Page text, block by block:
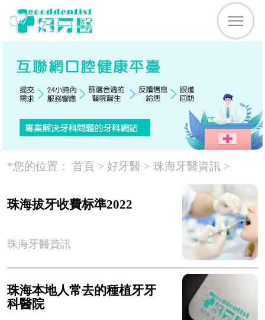
*您的位置： 首頁 > 好牙醫 > 珠海牙醫資訊 >
珠海拔牙收費标準2022
珠海牙醫資訊
珠海本地人常去的種植牙牙
科醫院